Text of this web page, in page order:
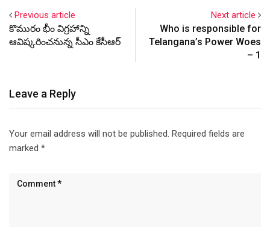
Previous article
కొమురం భీం విగ్రహాన్ని
ఆవిష్కరించనున్న సీఎం కేసీఆర్
Next article
Who is responsible for
Telangana’s Power Woes
– 1
Leave a Reply
Your email address will not be published. Required fields are
marked *